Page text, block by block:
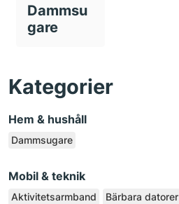
Dammsu
gare
Kategorier
Hem & hushåll
Dammsugare
Mobil & teknik
Aktivitetsarmband Bärbara datorer